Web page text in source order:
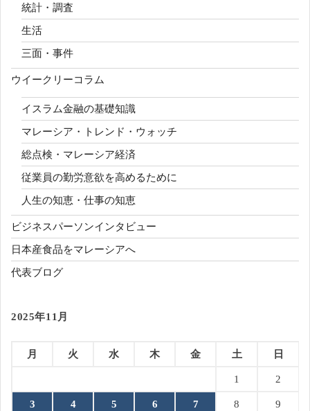
統計・調査
生活
三面・事件
ウイークリーコラム
イスラム金融の基礎知識
マレーシア・トレンド・ウォッチ
総点検・マレーシア経済
従業員の勤労意欲を高めるために
人生の知恵・仕事の知恵
ビジネスパーソンインタビュー
日本産食品をマレーシアへ
代表ブログ
2025年11月
月 火 水 木 金 土 日
1 2
3 4 5 6 7 8 9